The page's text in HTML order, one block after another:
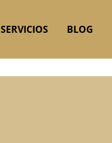
SERVICIOS BLOG